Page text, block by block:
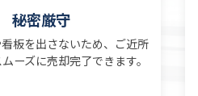
秘密厳守
板を出さないため、ご近所
ーズに売却完了できます。